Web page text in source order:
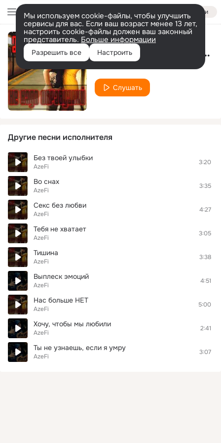
Войти
Мы используем cookie-файлы, чтобы улучшить
сервисы для вас. Если ваш возраст менее 13 лет,
настроить cookie-файлы должен ваш законный
представитель. Больше информации
Разрешить все Настроить Не надо оправданий
Слушать
Другие песни исполнителя
Без твоей улыбки
AzeFi
3:20
Во снах
AzeFi
3:35
Секс без любви
AzeFi
4:27
Тебя не хватает
AzeFi
3:05
Тишина
AzeFi
3:38
Выплеск эмоций
AzeFi
4:51
Нас больше НЕТ
AzeFi
5:00
Хочу, чтобы мы любили
AzeFi
2:41
Ты не узнаешь, если я умру
AzeFi
3:07